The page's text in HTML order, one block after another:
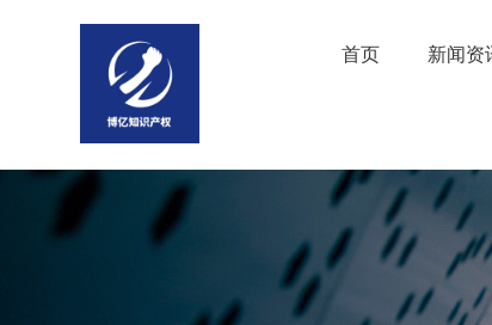
首页 新闻资